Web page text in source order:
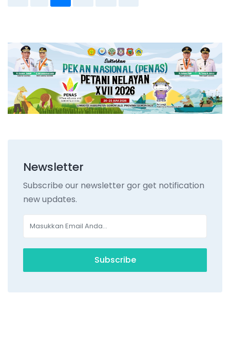
Newsletter
Subscribe our newsletter gor get notification
new updates.
Subscribe